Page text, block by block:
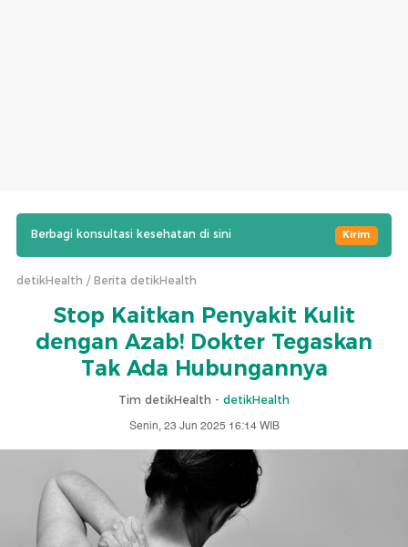
Berbagi konsultasi kesehatan di sini Kirim
detikHealth Berita detikHealth
Stop Kaitkan Penyakit Kulit
dengan Azab! Dokter Tegaskan
Tak Ada Hubungannya
Tim detikHealth - detikHealth
Senin, 23 Jun 2025 16:14 WIB